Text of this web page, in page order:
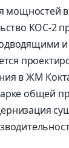
мощностей
КОС-2
в ЖМ
общей